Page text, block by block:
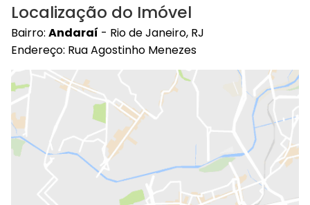
Localização do Imóvel
Bairro: Andaraí - Rio de Janeiro, RJ
Endereço: Rua Agostinho Menezes